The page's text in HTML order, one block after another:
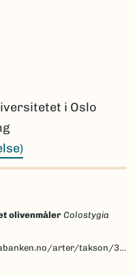
i Oslo
olivenmålerColostygia
arter/takson/30060/beskrivelse